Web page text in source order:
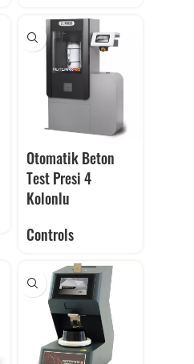
Otomatik Beton
Test Presi 4
Kolonlu
Controls